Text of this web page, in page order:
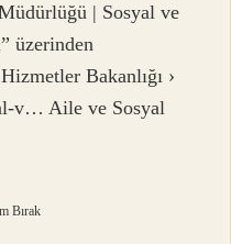
| Sosyal ve
üzerinden
Bakanlığı ›
v… Aile ve Sosyal
Bırak